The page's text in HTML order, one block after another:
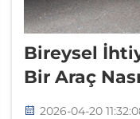
Bireysel
Bir Araç
2026-04-20